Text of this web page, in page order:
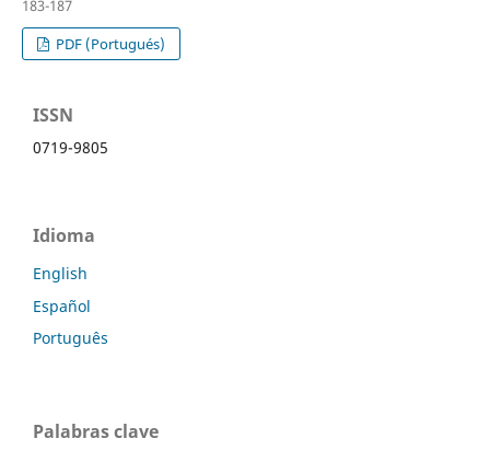
183-187
PDF (Portugués)
ISSN
0719-9805
Idioma
English
Español
Português
Palabras clave